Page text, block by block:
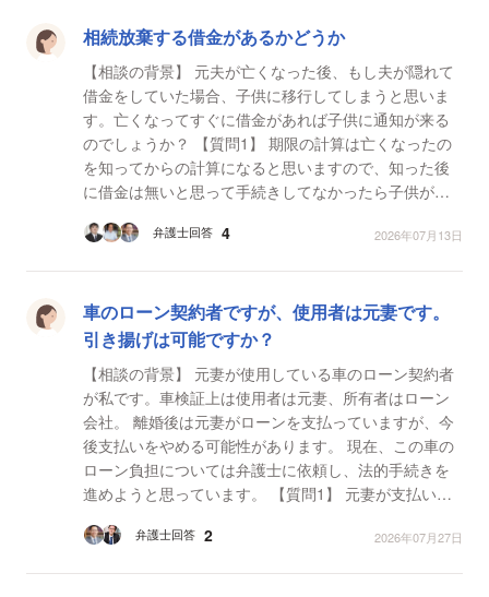
相続放棄する借金があるかどうか
【相談の背景】 元夫が亡くなった後、もし夫が隠れて
借金をしていた場合、子供に移行してしまうと思いま
す。亡くなってすぐに借金があれば子供に通知が来る
のでしょうか？ 【質問1】 期限の計算は亡くなったの
を知ってからの計算になると思いますので、知った後
に借金は無いと思って手続きしてなかったら子供が背
弁護士回答 4 2026年07月13日
車のローン契約者ですが、使用者は元妻です。
引き揚げは可能ですか？
【相談の背景】 元妻が使用している車のローン契約者
が私です。車検証上は使用者は元妻、所有者はローン
会社。 離婚後は元妻がローンを支払っていますが、今
後支払いをやめる可能性があります。 現在、この車の
ローン負担については弁護士に依頼し、法的手続きを
進めようと思っています。 【質問1】 元妻が支払いを
弁護士回答 2 2026年07月27日